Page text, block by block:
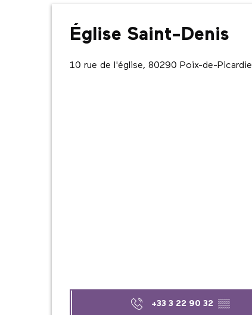
Église Saint-Denis
10 rue de l'église, 80290 Poix-de-Picardie
+33 3 22 90 32 ▒▒